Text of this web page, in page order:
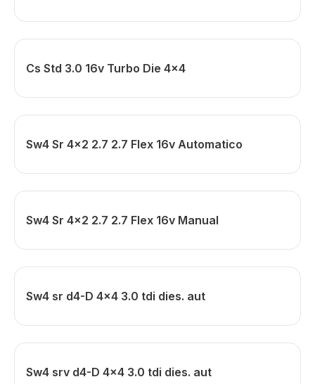
Cs Std 3.0 16v Turbo Die 4x4
Sw4 Sr 4x2 2.7 2.7 Flex 16v Automatico
Sw4 Sr 4x2 2.7 2.7 Flex 16v Manual
Sw4 sr d4-D 4x4 3.0 tdi dies. aut
Sw4 srv d4-D 4x4 3.0 tdi dies. aut